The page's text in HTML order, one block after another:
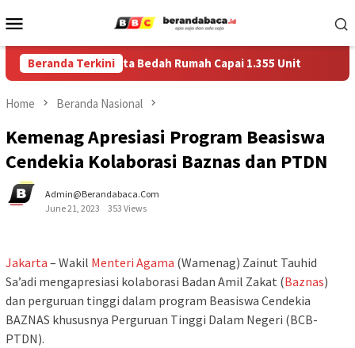
to
Menu
Beranda Terkini
RTLH, Kuota Bedah Rumah Capai 1.355 Unit
Home Beranda Nasional
Kemenag Apresiasi Program Beasiswa
Cendekia Kolaborasi Baznas dan PTDN
Admin@berandabaca.com
June 21, 2023
353 Views
Jakarta – Wakil Menteri Agama (Wamenag) Zainut Tauhid
Sa’adi mengapresiasi kolaborasi Badan Amil Zakat (Baznas)
dan perguruan tinggi dalam program Beasiswa Cendekia
BAZNAS khususnya Perguruan Tinggi Dalam Negeri (BCB-
PTDN).